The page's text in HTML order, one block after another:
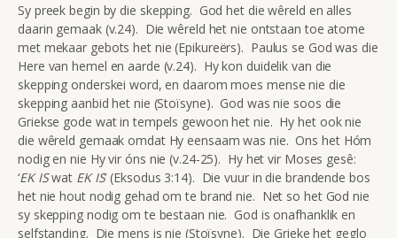
Sy preek begin by die skepping. God het die wêreld en alles
daarin gemaak (v.24). Die wêreld het nie ontstaan toe atome
met mekaar gebots het nie (Epikureërs). Paulus se God was die
Here van hemel en aarde (v.24). Hy kon duidelik van die
skepping onderskei word, en daarom moes mense nie die
skepping aanbid het nie (Stoïsyne). God was nie soos die
Griekse gode wat in tempels gewoon het nie. Hy het ook nie
die wêreld gemaak omdat Hy eensaam was nie. Ons het Hóm
nodig en nie Hy vir óns nie (v.24-25). Hy het vir Moses gesê:
‘EK ISwat EK IS’ (Eksodus 3:14). Die vuur in die brandende bos
het nie hout nodig gehad om te brand nie. Net so het God nie
sy skepping nodig om te bestaan nie. God is onafhanklik en
selfstanding. Die mens is nie (Stoïsyne). Die Grieke het geglo